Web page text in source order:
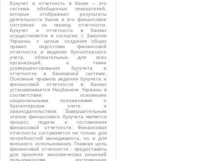
Бухучет и отчетность в банке – это
система обобщенных показателей,
которые отображают результаты
деятельности банка и его финансовое
состояние за период отчетности.
Бухучет и отчетность в банках
осуществляется в согласии с Законом
Украины, с целью создания общих
правил подготовки финансовой
отчетности и ведения бухгалтерского
учета, обязательных для всех
организаций, а также
усовершенствования бухучета и
отчетности в банковской системе.
Основные правила ведения бухучета и
финансовой отчетности в банках
устанавливается Нацбанком Украины в
соответствии основными
национальными положениями о
бухгалтерском учете и
законодательством. Завершительным
этапом финансового бухучета является
процесс подачи и составления
финансовой отчетности. Финансовая
отчетность составляется не только для
потребностей менеджмента, но и для
внешнего использования. Главная цель
финансовой отчетности - предоставить
для принятия экономических решений
пользователям достоверную